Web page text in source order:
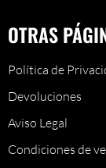
OTRAS
Política de
Devoluciones
Aviso Legal
Condiciones de